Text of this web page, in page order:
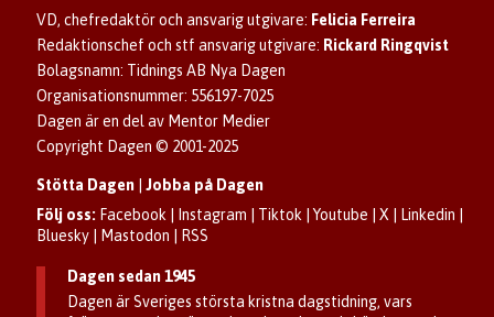
Upphovsrätt och AI
Om Dagen
Dagen som taltidningen
Senaste numret av eDagen
Dagens arkiv
Familjeannonser
Se dödsannonser/minnesrum
Anmäl störande/felaktig annons
VD, chefredaktör och ansvarig utgivare: Felicia Ferreira
Redaktionschef och stf ansvarig utgivare: Rickard Ringqvist
Bolagsnamn: Tidnings AB Nya Dagen
Organisationsnummer: 556197-7025
Dagen är en del av Mentor Medier
Copyright Dagen © 2001-2025
Stötta Dagen |Jobba på Dagen
Följ oss: Facebook Instagram Tiktok |Youtube |X Linkedin
Bluesky
Mastodon RSS
Dagen sedan 1945
Dagen är Sveriges största kristna dagstidning, vars